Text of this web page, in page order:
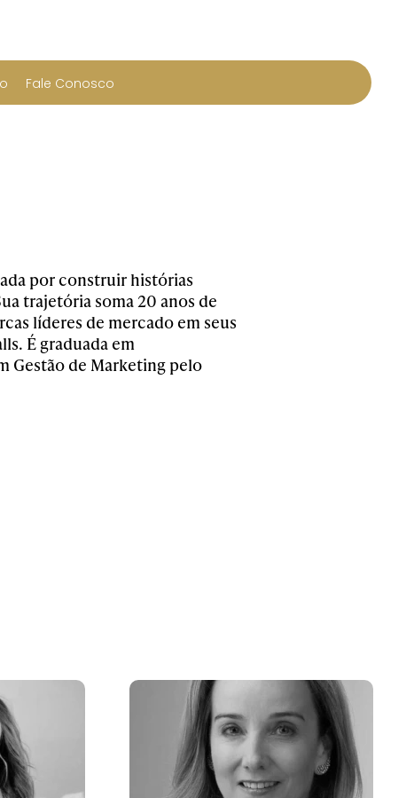
Fale Conosco
por construir histórias
trajetória soma 20 anos de
líderes de mercado em seus
É graduada em
Gestão de Marketing pelo